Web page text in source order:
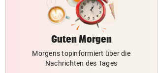
Guten Morgen
Morgens topinformiert über die
Nachrichten des Tages